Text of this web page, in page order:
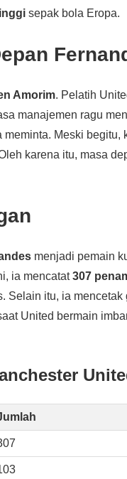
sepak bola Eropa.
Amorim. Pelatih
manajemen ragu
Meski begitu,
karena itu, masa
menjadi pemain
ia mencatat307
Selain itu, ia
United bermain